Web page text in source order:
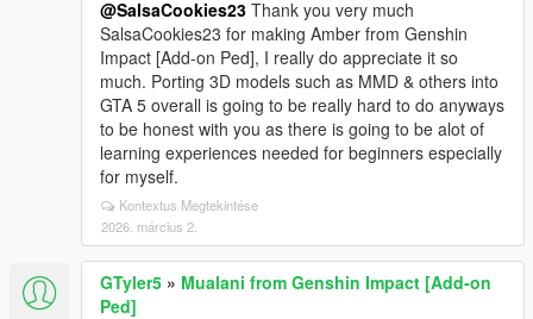
@SalsaCookies23 Thank you very much
SalsaCookies23 for making Amber from Genshin
Impact [Add-on Ped], I really do appreciate it so
much. Porting 3D models such as MMD & others into
GTA 5 overall is going to be really hard to do anyways
to be honest with you as there is going to be alot of
learning experiences needed for beginners especially
for myself.
Kontextus Megtekintése
2026. március 2.
GTyler5 » Mualani from Genshin Impact [Add-on
Ped]